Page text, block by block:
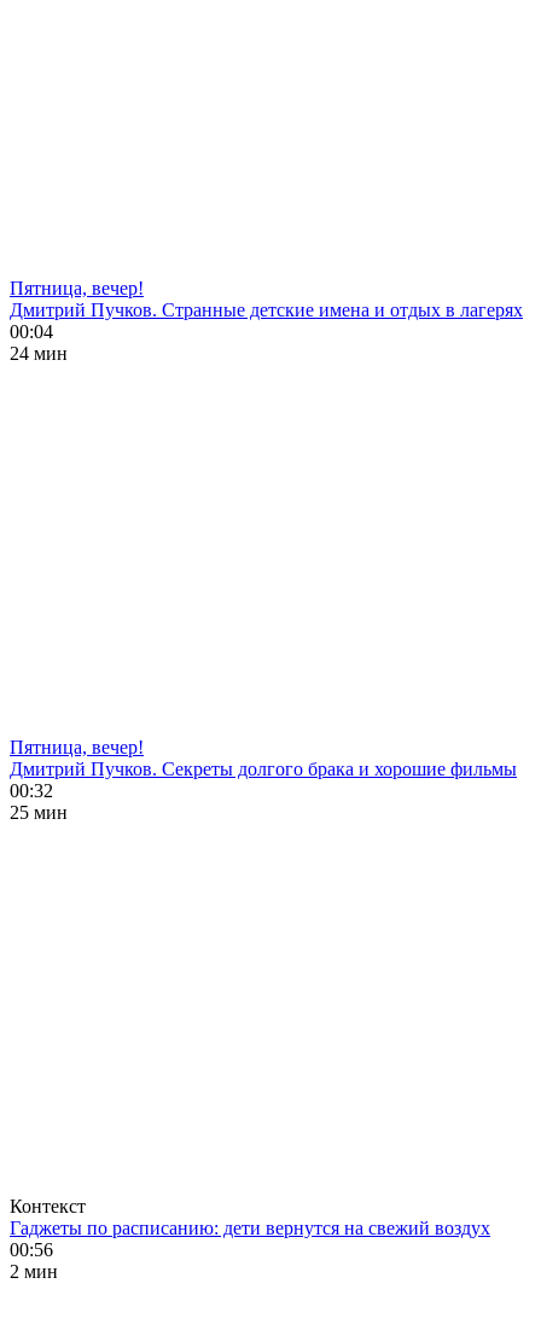
Пятница, вечер!
Дмитрий Пучков. Странные детские имена и отдых в лагерях
00:04
24 мин
Пятница, вечер!
Дмитрий Пучков. Секреты долгого брака и хорошие фильмы
00:32
25 мин
Контекст
Гаджеты по расписанию: дети вернутся на свежий воздух
00:56
2 мин